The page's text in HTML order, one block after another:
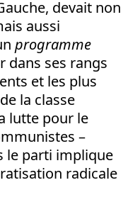
devait non
aussi
programme
dans ses rangs
et les plus
la classe
lutte pour le
–
le parti implique
radicale